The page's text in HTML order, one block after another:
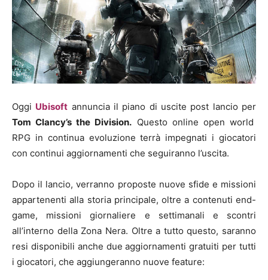
Oggi Ubisoft annuncia il piano di uscite post lancio per
Tom Clancy’s the Division. Questo online open world
RPG in continua evoluzione terrà impegnati i giocatori
con continui aggiornamenti che seguiranno l’uscita.
Dopo il lancio, verranno proposte nuove sfide e missioni
appartenenti alla storia principale, oltre a contenuti end-
game, missioni giornaliere e settimanali e scontri
all’interno della Zona Nera. Oltre a tutto questo, saranno
resi disponibili anche due aggiornamenti gratuiti per tutti
i giocatori, che aggiungeranno nuove feature: